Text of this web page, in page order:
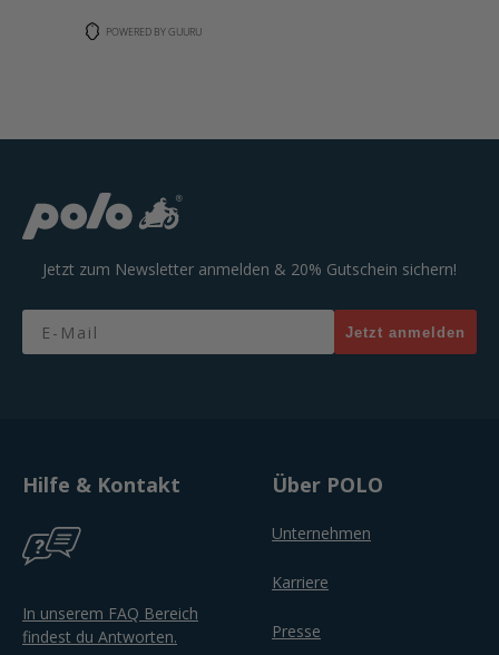
POWERED BY GUURU
Jetzt zum Newsletter anmelden & 20% Gutschein sichern!
Jetzt anmelden
Hilfe & Kontakt
In unserem FAQ Bereich
findest du Antworten.
Über POLO
Unternehmen
Karriere
Presse